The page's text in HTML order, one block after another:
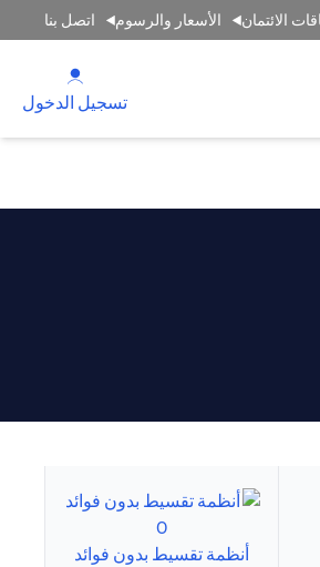
الائتمان الأسعار والرسوم اتصل بنا
تسجيل الدخول
أنظمة تقسيط بدون فوائد